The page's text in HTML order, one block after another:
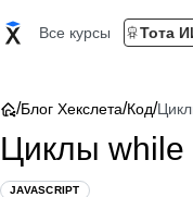
Все курсы Тота
/Блог Хекслета/Код/
Циклы while
JAVASCRIPT